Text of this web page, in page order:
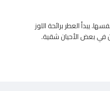
يبدأ العطر برائحة اللوز
في بعض الأحيان شقية.